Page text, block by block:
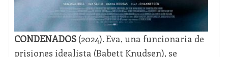
CONDENADOS(2024). Eva, una funcionaria de
prisiones idealista (Babett Knudsen), se